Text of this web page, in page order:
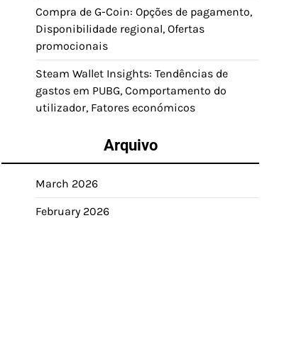
Compra de G-Coin: Opções de pagamento,
Disponibilidade regional, Ofertas
promocionais
Steam Wallet Insights: Tendências de
gastos em PUBG, Comportamento do
utilizador, Fatores económicos
Arquivo
March 2026
February 2026